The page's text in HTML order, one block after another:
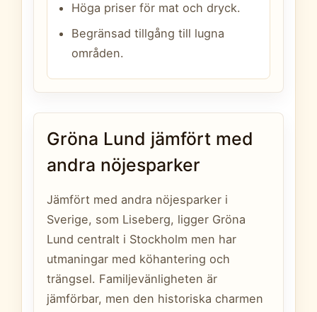
Höga priser för mat och dryck.
Begränsad tillgång till lugna
områden.
Gröna Lund jämfört med
andra nöjesparker
Jämfört med andra nöjesparker i
Sverige, som Liseberg, ligger Gröna
Lund centralt i Stockholm men har
utmaningar med köhantering och
trängsel. Familjevänligheten är
jämförbar, men den historiska charmen